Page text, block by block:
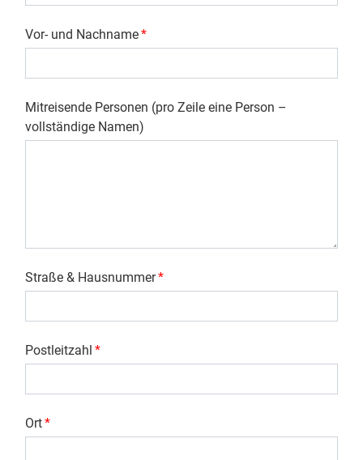
Vor- und Nachname*
Mitreisende Personen (pro Zeile eine Person –
vollständige Namen)
Straße & Hausnummer*
Postleitzahl *
Ort*